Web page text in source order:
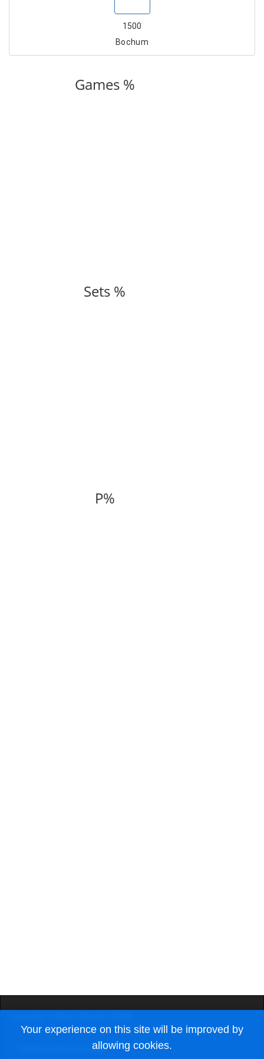
Your experience on this site will be improved by
allowing cookies.
1500
Bochum
Games %
Sets %
P%
Pottheads Bochum App